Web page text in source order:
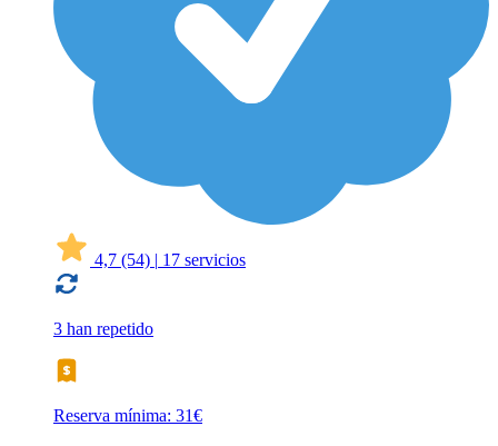
4,7 (54) | 17 servicios
3 han repetido
Reserva mínima: 31€